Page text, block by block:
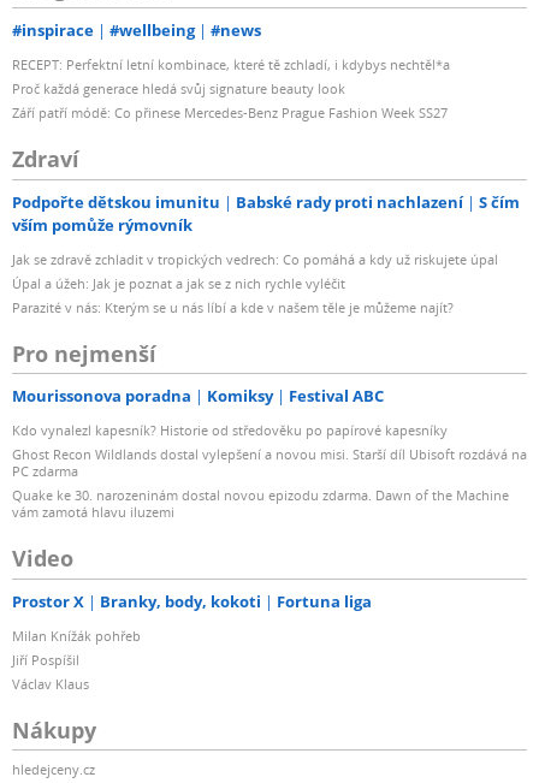
#inspirace #wellbeing #news
RECEPT: Perfektní letní kombinace, které tě zchladí, i kdybys nechtěl*a
Proč každá generace hledá svůj signature beauty look
Září patří módě: Co přinese Mercedes-Benz Prague Fashion Week SS27
Zdraví
Podpořte dětskou imunitu Babské rady proti nachlazení
S čím
vším pomůže rýmovník
Jak se zdravě zchladit v tropických vedrech: Co pomáhá a kdy už riskujete úpal
Úpal a úžeh: Jak je poznat a jak se z nich rychle vyléčit
Parazité v nás: Kterým se u nás líbí a kde v našem těle je můžeme najít?
Pro nejmenší
Mourissonova poradna Komiksy Festival ABC
Kdo vynalezl kapesník? Historie od středověku po papírové kapesníky
Ghost Recon Wildlands dostal vylepšení a novou misi. Starší díl Ubisoft rozdává na
PC zdarma
Quake ke 30. narozeninám dostal novou epizodu zdarma. Dawn of the Machine
vám zamotá hlavu iluzemi
Video
Prostor X Branky, body, kokoti Fortuna liga
Milan Knížák pohřeb
Jiří Pospíšil
Václav Klaus
Nákupy
hledejceny.cz